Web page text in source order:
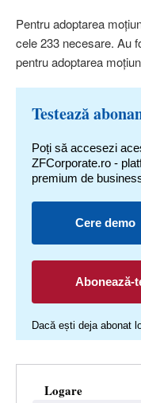
Pentru adoptarea
cele 233 necesare. Au
pentru adoptarea
Testează
Poți să accesezi
ZFCorporate.ro -
premium de
Cere demo
Abonează-
Dacă ești deja abonat
Logare